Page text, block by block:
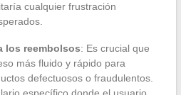
cualquier frustración
los reembolsos: Es crucial que
más fluido y rápido para
defectuosos o fraudulentos.